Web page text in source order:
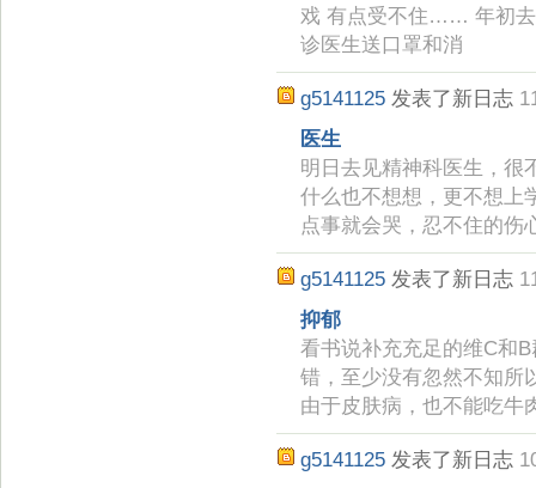
戏 有点受不住…… 年初去
诊医生送口罩和消
g5141125 发表了新日志
医生
明日去见精神科医生，很
什么也不想想，更不想上
点事就会哭，忍不住的伤
g5141125 发表了新日志
抑郁
看书说补充充足的维C和
错，至少没有忽然不知所
由于皮肤病，也不能吃牛
g5141125 发表了新日志